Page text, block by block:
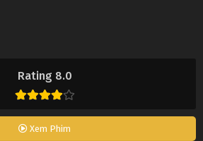
Rating 8.0
Xem Phim